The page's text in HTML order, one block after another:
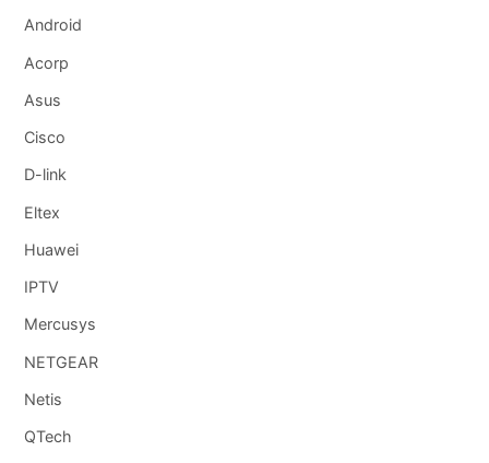
Android
Acorp
Asus
Cisco
D-link
Eltex
Huawei
IPTV
Mercusys
NETGEAR
Netis
QTech